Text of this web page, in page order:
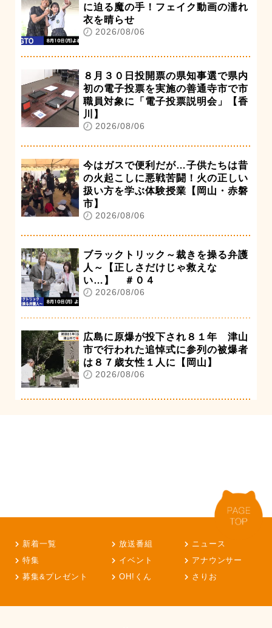
に迫る魔の手！フェイク動画の濡れ
衣を晴らせ
2026/08/06
８月３０日投開票の県知事選で県内
初の電子投票を実施の善通寺市で市
職員対象に「電子投票説明会」【香
川】
2026/08/06
今はガスで便利だが…子供たちは昔
の火起こしに悪戦苦闘！火の正しい
扱い方を学ぶ体験授業【岡山・赤磐
市】
2026/08/06
ブラックトリック～裁きを操る弁護
人～【正しさだけじゃ救えな
い…】 ＃０４
2026/08/06
広島に原爆が投下され８１年 津山
市で行われた追悼式に参列の被爆者
は８７歳女性１人に【岡山】
2026/08/06
新着一覧 放送番組
ニュース
特集
イベント
アナウンサー
募集&プレゼント
OH!くん さりお